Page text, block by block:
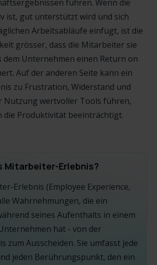
führen. Wenn die
ist, gut unterstützt wird und sich
Arbeitsabläufe einfügt, ist die
grösser, dass die Mitarbeiter sie
dem Unternehmen einen Return on
Auf der anderen Seite kann ein
zu Frustration, Widerstand und
Nutzung wertvoller Tools führen,
die Produktivität beeinträchtigt.
Mitarbeiter-Erlebnis?
Erlebnis (Employee Experience,
Wahrnehmungen, die ein
seines Aufenthalts in einem
hat - von der
zum Ausscheiden. Sie umfasst jede
jeden Berührungspunkt, den ein